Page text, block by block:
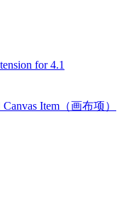
for 4.1
Item（画布项）